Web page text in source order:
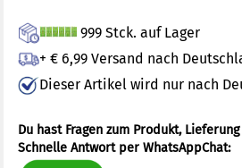
999 Stck. auf Lager
+ € 6,99 Versand nach
Dieser Artikel wird nur nach
Du hast Fragen zum Produkt,
Schnelle Antwort per WhatsAppChat: